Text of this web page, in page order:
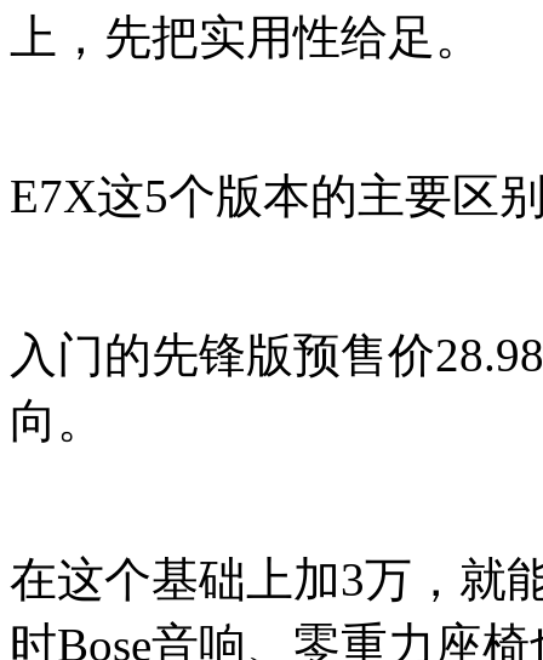
上，先把实用性给足。
E7X这5个版本的主要区
入门的先锋版预售价
向。
在这个基础上加3万，就
时Bose音响、零重力座